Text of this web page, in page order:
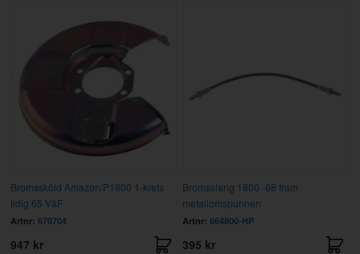
Bromssköld Amazon/P1800 1-krets
tidig 65 VäF
Artnr: 670704
947 kr
Bromsslang 1800 -68 fram
metallomspunnen
Artnr: 664800-HP
395 kr